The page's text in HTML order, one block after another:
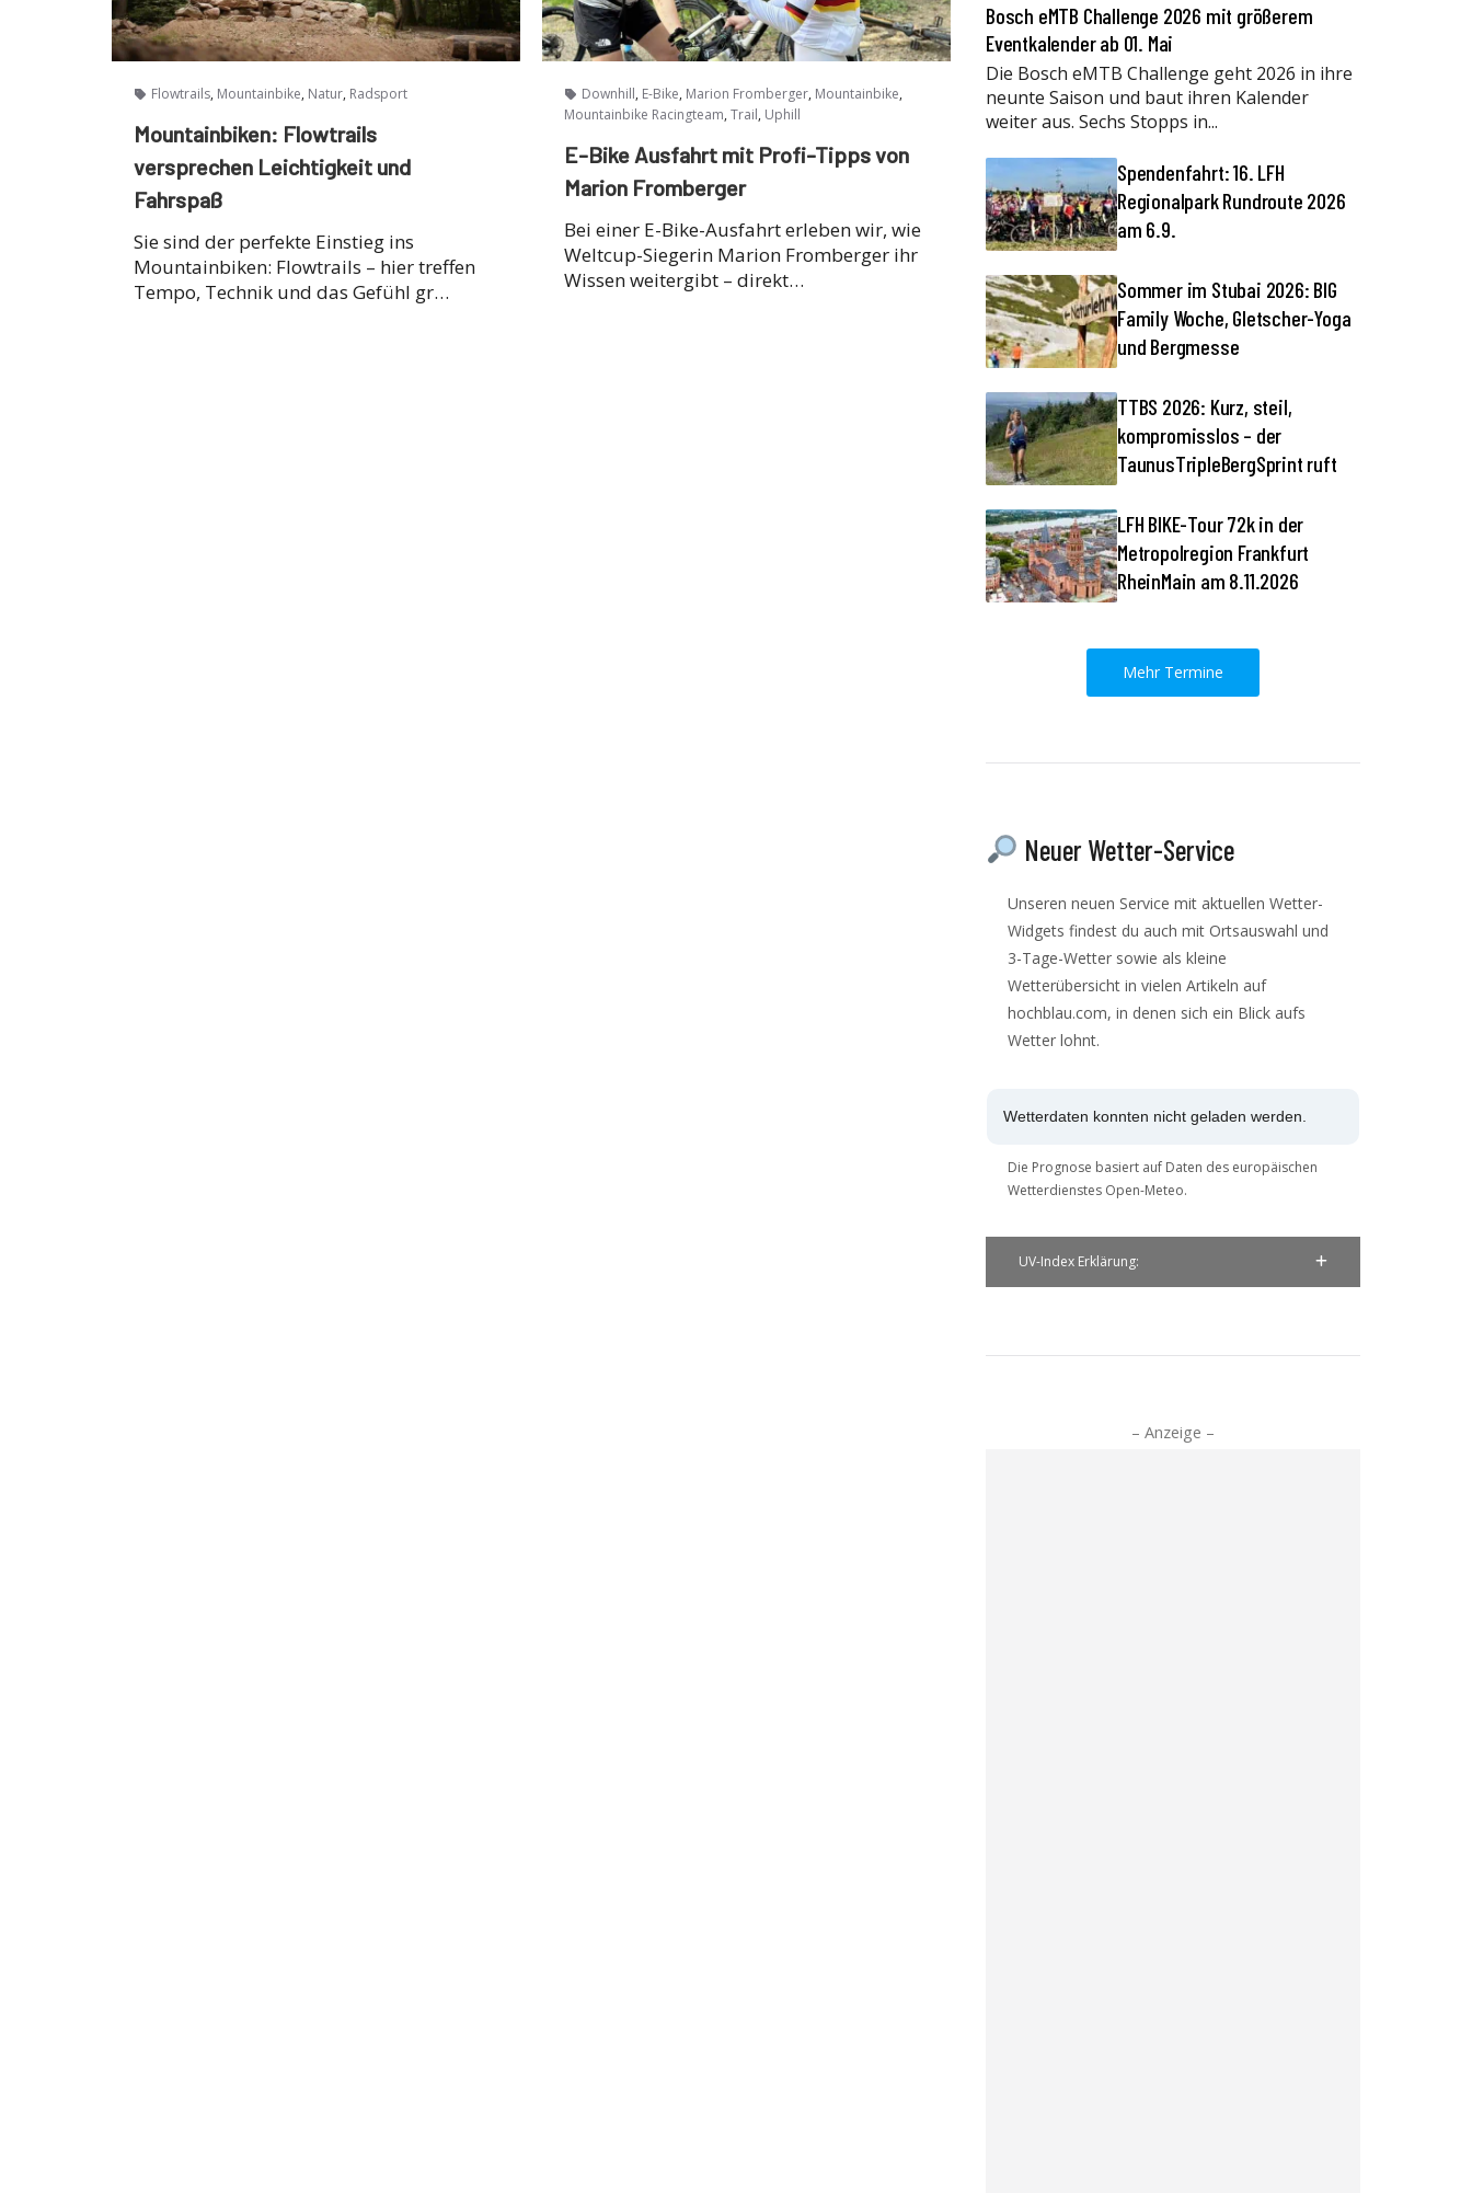
Flowtrails, Mountainbike, Natur, Radsport
Mountainbiken: Flowtrails
versprechen Leichtigkeit und
Fahrspaß
Sie sind der perfekte Einstieg ins
Mountainbiken: Flowtrails – hier treffen
Tempo, Technik und das Gefühl gr…
Downhill, E-Bike, Marion Fromberger, Mountainbike,
Mountainbike Racingteam,Trail, Uphill
E-Bike Ausfahrt mit Profi-Tipps von
Marion Fromberger
Bei einer E-Bike-Ausfahrt erleben wir, wie
Weltcup-Siegerin Marion Fromberger ihr
Wissen weitergibt – direkt…
Bosch eMTB Challenge 2026 mit größerem
Eventkalender ab 01. Mai
Die Bosch eMTB Challenge geht 2026 in ihre
neunte Saison und baut ihren Kalender
weiter aus. Sechs Stopps in...
Spendenfahrt: 16. LFH
Regionalpark Rundroute 2026
am 6.9.
Sommer im Stubai 2026: BIG
Family Woche, Gletscher-Yoga
und Bergmesse
TTBS 2026: Kurz, steil,
kompromisslos – der
TaunusTripleBergSprint ruft
LFH BIKE-Tour 72k in der
Metropolregion Frankfurt
RheinMain am 8.11.2026
Mehr Termine
Neuer Wetter-Service
Unseren neuen Service mit aktuellen Wetter-
Widgets findest du auch mit Ortsauswahl und
3-Tage-Wetter sowie als kleine
Wetterübersicht in vielen Artikeln auf
hochblau.com, in denen sich ein Blick aufs
Wetter lohnt.
Wetterdaten konnten nicht geladen werden.
Die Prognose basiert auf Daten des europäischen
Wetterdienstes Open-Meteo.
UV-Index Erklärung:
– Anzeige –